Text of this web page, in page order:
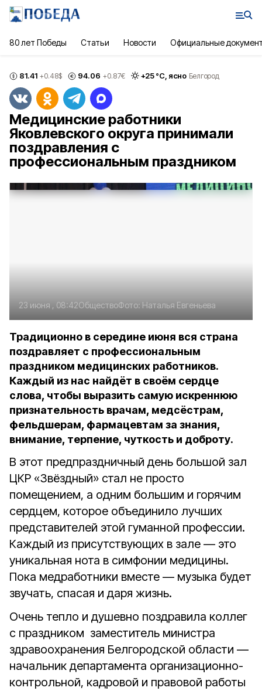
80 лет Победы Статьи Новости Официальные
81.41 +0.48$ 94.06 +0.87€ +25°С, ясно Белгород
Медицинские работники
Яковлевского округа принимали
поздравления с
профессиональным праздником
23 июня , 08:42ОбществоФото: Наталья Евгеньева
Традиционно в середине июня вся страна
поздравляет с профессиональным
праздником медицинских работников.
Каждый из нас найдёт в своём сердце
слова, чтобы выразить самую искреннюю
признательность врачам, медсёстрам,
фельдшерам, фармацевтам за знания,
внимание, терпение, чуткость и доброту.
В этот предпраздничный день большой зал
ЦКР «Звёздный» стал не просто
помещением, а одним большим и горячим
сердцем, которое объединило лучших
представителей этой гуманной профессии.
Каждый из присутствующих в зале — это
уникальная нота в симфонии медицины.
Пока медработники вместе — музыка будет
звучать, спасая и даря жизнь.
Очень тепло и душевно поздравила коллег
с праздником заместитель министра
здравоохранения Белгородской области —
начальник департамента организационно-
контрольной, кадровой и правовой работы